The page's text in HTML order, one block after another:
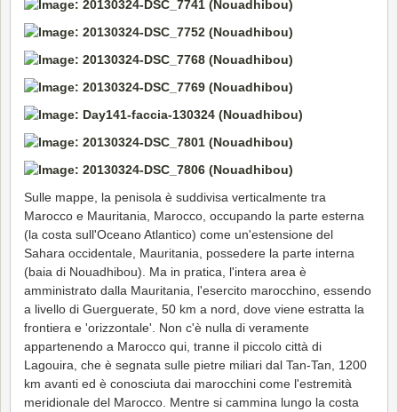
Sulle mappe, la penisola è suddivisa verticalmente tra
Marocco e Mauritania, Marocco, occupando la parte esterna
(la costa sull'Oceano Atlantico) come un'estensione del
Sahara occidentale, Mauritania, possedere la parte interna
(baia di Nouadhibou). Ma in pratica, l'intera area è
amministrato dalla Mauritania, l'esercito marocchino, essendo
a livello di Guerguerate, 50 km a nord, dove viene estratta la
frontiera e 'orizzontale'. Non c'è nulla di veramente
appartenendo a Marocco qui, tranne il piccolo città di
Lagouira, che è segnata sulle pietre miliari dal Tan-Tan, 1200
km avanti ed è conosciuta dai marocchini come l'estremità
meridionale del Marocco. Mentre si cammina lungo la costa